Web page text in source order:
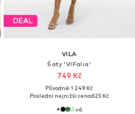
DEAL
VILA
Šaty 'VIFalia'
749 Kč
Původně: 1 249 Kč
Poslední nejnižší cena:625 Kč
+6